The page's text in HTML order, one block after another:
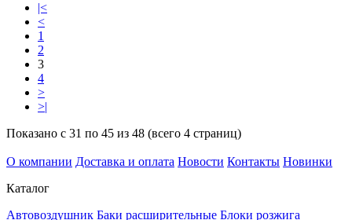
|<
<
1
2
3
4
>
>|
Показано с 31 по 45 из 48 (всего 4 страниц)
О компании Доставка и оплата Новости Контакты Новинки
Каталог
Автовоздушник Баки расширительные Блоки розжига